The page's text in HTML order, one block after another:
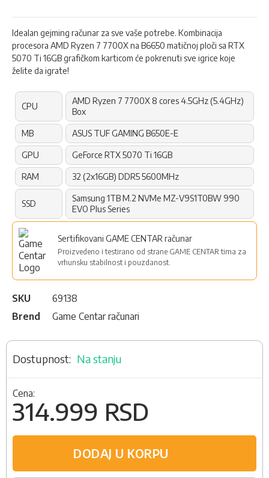
Idealan gejming računar za sve vaše potrebe. Kombinacija
procesora AMD Ryzen 7 7700X na B6650 matičnoj ploči sa RTX
5070 Ti 16GB grafičkom karticom će pokrenuti sve igrice koje
želite da igrate!
CPU
AMD Ryzen 7 7700X 8 cores 4.5GHz (5.4GHz)
Box
MB ASUS TUF GAMING B650E-E
GPU GeForce RTX 5070 Ti 16GB
RAM 32 (2x16GB) DDR5 5600MHz
SSD
Samsung 1TB M.2 NVMe MZ-V9S1T0BW 990
EVO Plus Series
Sertifikovani GAME CENTAR računar
Proizvedeno i testirano od strane GAME CENTAR tima za
vrhunsku stabilnost i pouzdanost.
SKU
69138
Brend
Game Centar računari
Na stanju
Cena:
314.999 RSD
DODAJ U KORPU